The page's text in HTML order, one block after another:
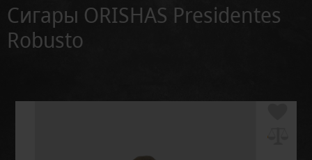
Сигары ORISHAS Presidentes
Robusto